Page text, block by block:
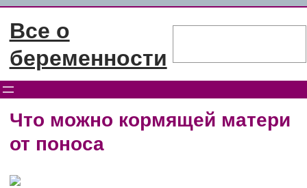
Перейти
содержимому
Все о
беременности
Что можно кормящей матери
от поноса